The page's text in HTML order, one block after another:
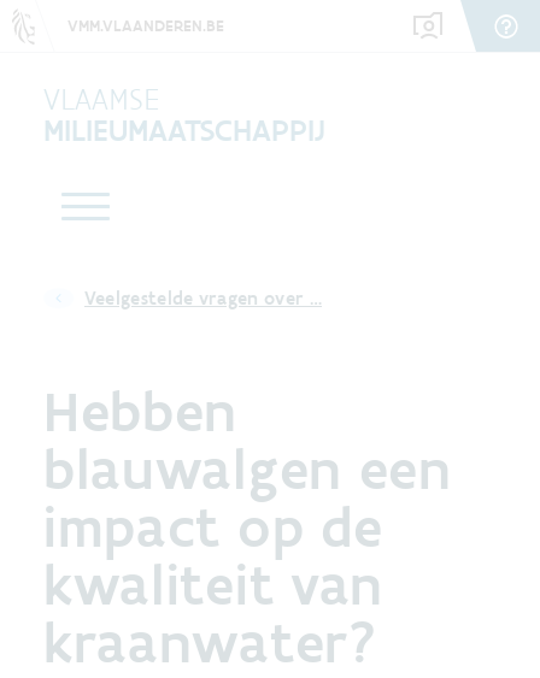
VMM.VLAANDEREN.BE
VLAAMSE
MILIEUMAATSCHAPPIJ
Veelgestelde vragen over …
Hebben
blauwalgen een
impact op de
kwaliteit van
kraanwater?